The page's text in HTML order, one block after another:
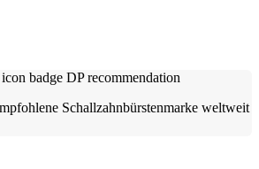
Schallzahnbürstenmarke weltweit